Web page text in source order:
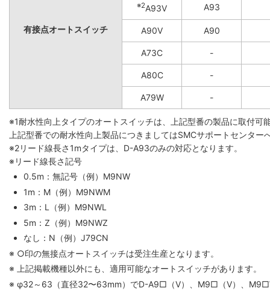
有接点オートスイッチ
※2A93V A93
A90V A90
A73C -
A80C -
A79W -
※1耐水性向上タイプのオートスイッチは、上記型番の製品に取付
上記型番での耐水性向上製品につきましてはSMCサポートセンター
※2リード線長さ1mタイプは、D-A93のみの対応となります。
※リード線長さ記号
0.5m：無記号（例）M9NW
1m：M（例）M9NWM
3m：L（例）M9NWL
5m：Z（例）M9NWZ
なし：N（例）J79CN
※ ○印の無接点オートスイッチは受注生産となります。
※ 上記掲載機種以外にも、適用可能なオートスイッチがあります。
※ φ32～63（直径32〜63mm）でD-A9□（V）、M9□（V）、